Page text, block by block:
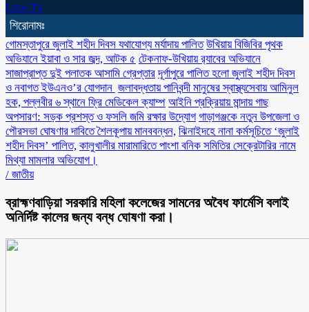
Live Tv
শিরোনামঃ
গোমস্তাপুরে জুলাই শহীদ দিবস যথাযোগ্য মর্যাদায় পালিত উখিয়ায় বিজিবির পৃথক
অভিযানে ইয়াবা ও সার জব্দ, আটক ৫ টেকনাফ-উখিয়ায় র‌্যাবের অভিযানে
সাজাপ্রাপ্ত দুই পলাতক আসামি গ্রেপ্তার ‎দূর্গাপুরে পালিত হলো জুলাই শহীদ দিবস
ও নবাগত ইউএনও’র যোগদান ‎ জলাবদ্ধতায় পানিবন্দী মানুষের স্বাস্থ্যসেবায় আমিনুল
হক, পল্লবীর ৬ স্থানে ফ্রি মেডিকেল ক্যাম্প আইনি প্রক্রিয়ায় মান্দায় গাছ
অপসারণ: সড়ক প্রশস্ত ও ফসলি জমি রক্ষার উদ্যোগ গাড়াগঞ্জকে নতুন উপজেলা ও
পৌরসভা ঘোষণার দাবিতে শৈলকূপায় মানববন্ধন, ঝিনাইদহে নানা কর্মসূচিতে ‘জুলাই
শহীদ দিবস’ পালিত, কালুখালীর মারামারিতে পাংশা বনিক সমিতির সেক্রেটারির নামে
মিথ্যা মামলার অভিযোগ।
/ জাতীয়
ব্রাহ্মণবাড়িয়া সরকারি মহিলা কলেজের সামনের অবৈধ ফার্মেসি বলাই
অনির্দিষ্ট কালের জন্য বন্ধ ঘোষণা করা।